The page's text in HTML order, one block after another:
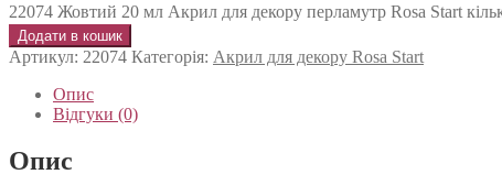
22074 Жовтий 20 мл Акрил для декору перламутр Rosa Start
Додати в кошик
Артикул: 22074 Категорія: Акрил для декору Rosa Start
Опис
Відгуки (0)
Опис